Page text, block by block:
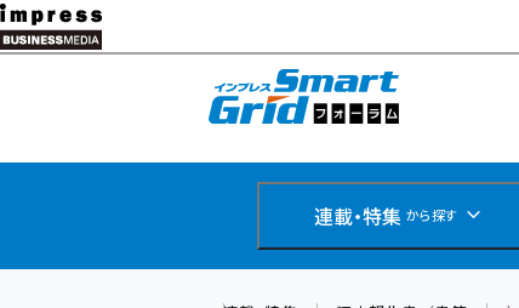
メ
イ
スマー
連載・特集 から探す